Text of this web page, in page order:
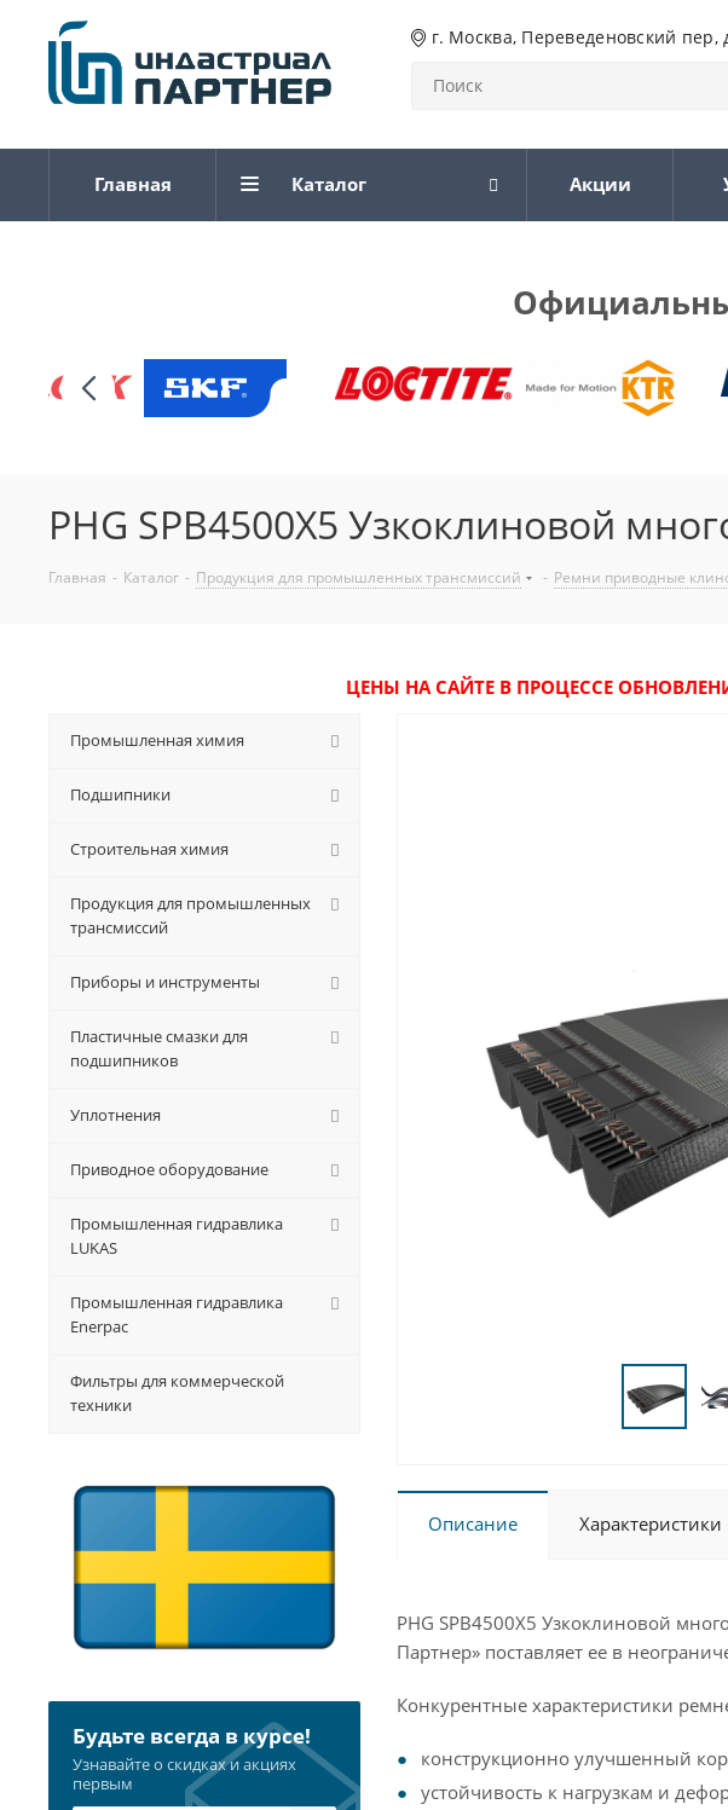
г. Москва, Переведеновский пер,
Главная Каталог Акции
PHG SPB4500X5 Узкоклиновой
Главная - Каталог - Продукция для промышленных трансмиссий - Ремни приводные
ЦЕНЫ НА САЙТЕ В ПРОЦЕССЕ
Описание Характеристики
PHG SPB4500X5 Узкоклиновой
Партнер» поставляет ее в
Конкурентные характеристики
конструкционно улучшенный
устойчивость к нагрузкам и
Промышленная химия
Подшипники
Строительная химия
Продукция для промышленных
трансмиссий
Приборы и инструменты
Пластичные смазки для
подшипников
Уплотнения
Приводное оборудование
Промышленная гидравлика
LUKAS
Промышленная гидравлика
Enerpac
Фильтры для коммерческой
техники
Будьте всегда в курсе!
Узнавайте о скидках и акциях
первым